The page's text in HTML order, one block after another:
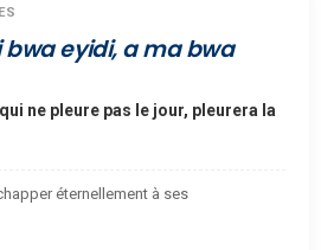
bwa eyidi, a ma bwa
ne pleure pas le jour, pleurera la
éternellement à ses